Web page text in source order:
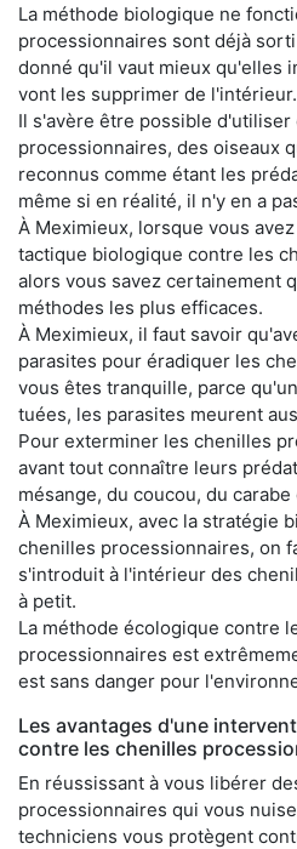
La méthode biologique ne
processionnaires sont déjà
donné qu'il vaut mieux qu'elles
vont les supprimer de l'intérieur.
Il s'avère être possible
processionnaires, des oiseaux
reconnus comme étant les
même si en réalité, il n'y en a
À Meximieux, lorsque vous
tactique biologique contre les
alors vous savez certainement
méthodes les plus efficaces.
À Meximieux, il faut savoir
parasites pour éradiquer les
vous êtes tranquille, parce
tuées, les parasites meurent
Pour exterminer les chenilles
avant tout connaître leurs
mésange, du coucou, du
À Meximieux, avec la stratégie
chenilles processionnaires, on
s'introduit à l'intérieur des
à petit.
La méthode écologique contre
processionnaires est
est sans danger pour
Les avantages d'une
contre les chenilles
En réussissant à vous libérer
processionnaires qui vous
techniciens vous protègent